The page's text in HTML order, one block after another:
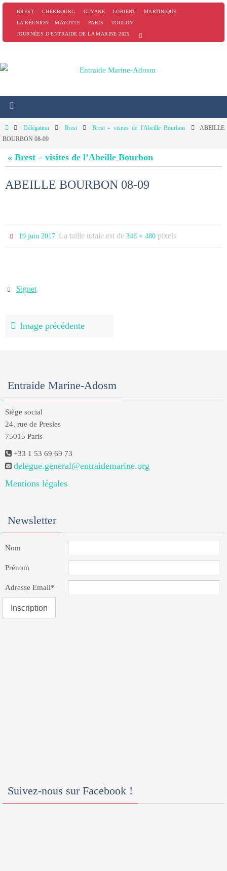
PasserBREST CHERBOURG GUYANE LORIENT
MARTINIQUE
LA RÉUNION – MAYOTTE
PARIS
TOULON
JOURNÉES D’ENTRAIDE DE LA MARINE 2025
HomeDélégation Brest Brest - visites de l'Abeille Bourbon
ABEILLE
BOURBON 08-09
« Brest – visites de l’Abeille Bourbon
ABEILLE BOURBON 08-09
19 juin 2017 La taille totale est de346 × 480 pixels
Signet.
Image précédente
Entraide Marine-Adosm
Siège social
24, rue de Presles
75015 Paris
+33 1 53 69 69 73
delegue.general@entraidemarine.org
Mentions légales
Newsletter
Nom
Prénom
Adresse Email*
Suivez-nous sur Facebook !